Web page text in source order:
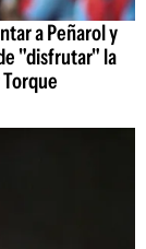
a Peñarol y
"disfrutar" la